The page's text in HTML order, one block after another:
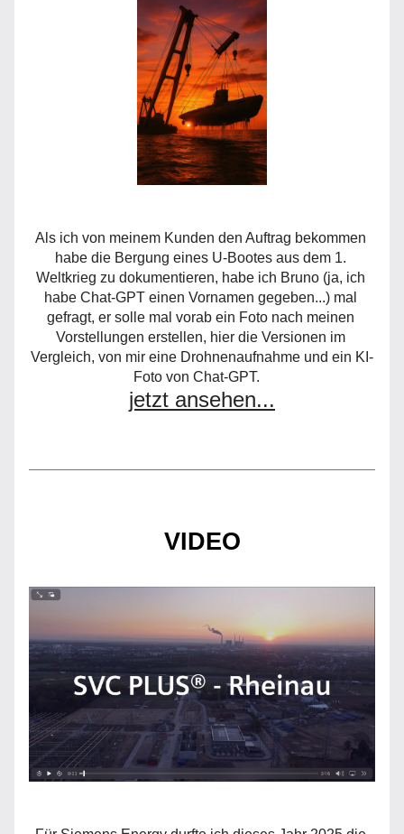
Als ich von meinem Kunden den Auftrag bekommen
habe die Bergung eines U-Bootes aus dem 1.
Weltkrieg zu dokumentieren, habe ich Bruno (ja, ich
habe Chat-GPT einen Vornamen gegeben...) mal
gefragt, er solle mal vorab ein Foto nach meinen
Vorstellungen erstellen, hier die Versionen im
Vergleich, von mir eine Drohnenaufnahme und ein KI-
Foto von Chat-GPT.
jetzt ansehen...
VIDEO